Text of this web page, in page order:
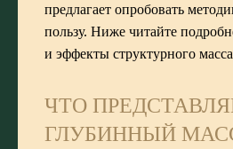
предлагает опробовать
пользу. Ниже читайте
и эффекты структурного
ЧТО
ГЛУБИННЫЙ